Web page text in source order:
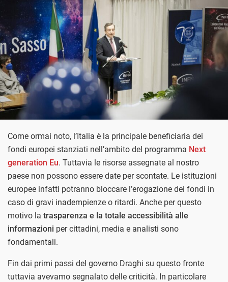
Come ormai noto, l’Italia è la principale beneficiaria dei
fondi europei stanziati nell’ambito del programma Next
generation Eu. Tuttavia le risorse assegnate al nostro
paese non possono essere date per scontate. Le istituzioni
europee infatti potranno bloccare l’erogazione dei fondi in
caso di gravi inadempienze o ritardi. Anche per questo
motivo la trasparenza e la totale accessibilità alle
informazioni per cittadini, media e analisti sono
fondamentali.
Fin dai primi passi del governo Draghi su questo fronte
tuttavia avevamo segnalato delle criticità. In particolare